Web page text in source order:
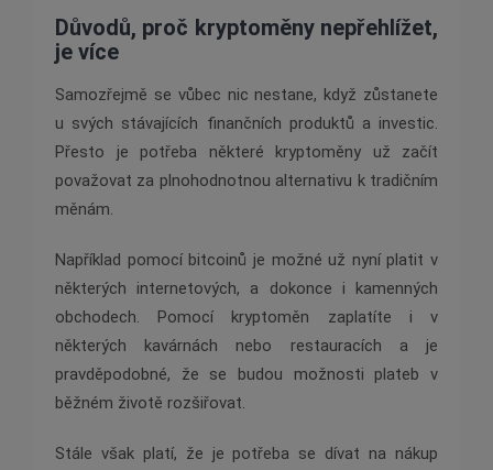
Důvodů, proč kryptoměny nepřehlížet,
je více
Samozřejmě se vůbec nic nestane, když zůstanete
u svých stávajících finančních produktů a investic.
Přesto je potřeba některé kryptoměny už začít
považovat za plnohodnotnou alternativu k tradičním
měnám.
Například pomocí bitcoinů je možné už nyní platit v
některých internetových, a dokonce i kamenných
obchodech. Pomocí kryptoměn zaplatíte i v
některých kavárnách nebo restauracích a je
pravděpodobné, že se budou možnosti plateb v
běžném životě rozšiřovat.
Stále však platí, že je potřeba se dívat na nákup